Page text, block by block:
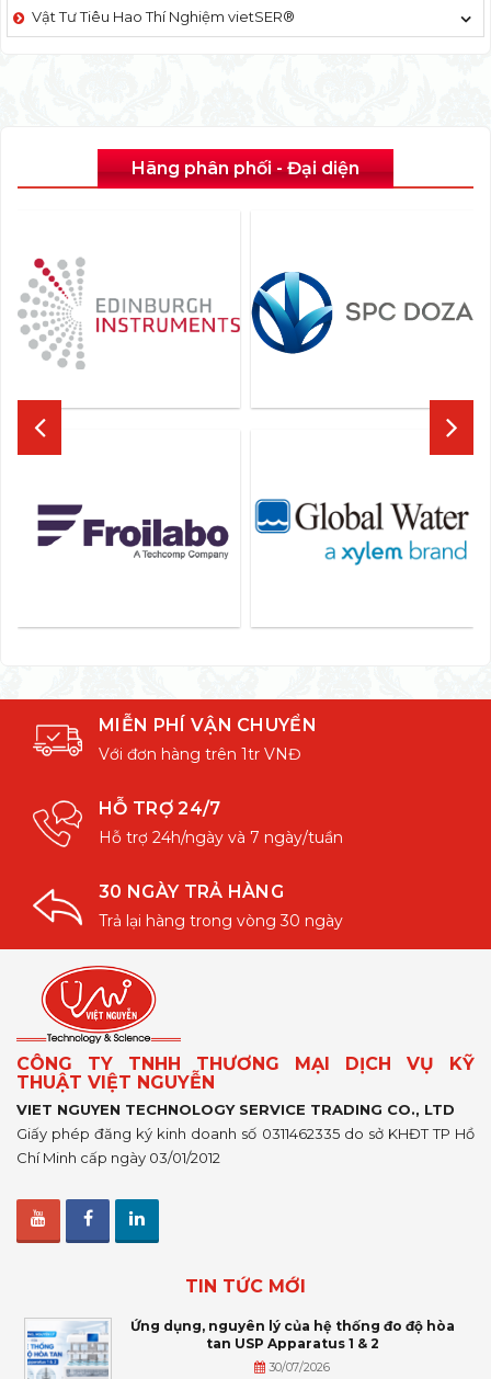
Vật Tư Tiêu Hao Thí Nghiệm vietSER®
Hãng phân phối - Đại diện
MIỄN PHÍ VẬN CHUYỂN
Với đơn hàng trên 1tr VNĐ
HỖ TRỢ 24/7
Hỗ trợ 24h/ngày và 7 ngày/tuần
30 NGÀY TRẢ HÀNG
Trả lại hàng trong vòng 30 ngày
CÔNG TY TNHH THƯƠNG MẠI DỊCH VỤ KỸ
THUẬT VIỆT NGUYỄN
VIET NGUYEN TECHNOLOGY SERVICE TRADING CO., LTD
Giấy phép đăng ký kinh doanh số 0311462335 do sở KHĐT TP Hồ
Chí Minh cấp ngày 03/01/2012
TIN TỨC MỚI
Ứng dụng, nguyên lý của hệ thống đo độ hòa
tan USP Apparatus 1 & 2
30/07/2026